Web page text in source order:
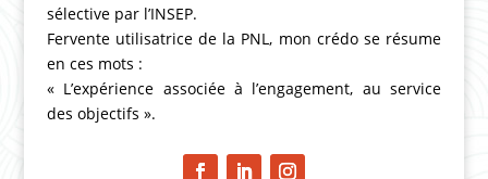
sélective par l’INSEP.
Fervente utilisatrice de la PNL, mon crédo se résume
en ces mots :
« L’expérience associée à l’engagement, au service
des objectifs ».